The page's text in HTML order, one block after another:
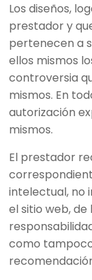
Los diseños,
prestador y
pertenecen a
ellos mismos
controversia
mismos. En
autorización
mismos.
El prestador
intelectual, no
el sitio web,
como